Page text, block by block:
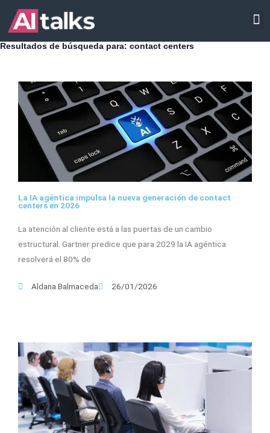
Resultados de búsqueda para: contact centers
La IA agéntica impulsa la nueva generación de contact
centers en 2026
La atención al cliente está a las puertas de un cambio
estructural. Gartner predice que para 2029 la IA agéntica
resolverá el 80% de
Aldana Balmaceda 26/01/2026